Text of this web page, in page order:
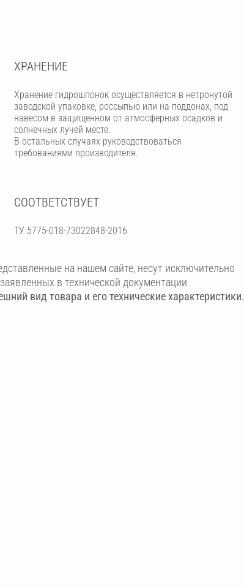
ХРАНЕНИЕ
Хранение гидрошпонок осуществляется в нетронутой
заводской упаковке, россыпью или на поддонах, под
навесом в защищенном от атмосферных осадков и
солнечных лучей месте.
В остальных случаях руководствоваться
требованиями производителя.
СООТВЕТСТВУЕТ
ТУ 5775-018-73022848-2016
на нашем сайте, несут исключительно
в технической документации
вид товара и его технические характеристики.